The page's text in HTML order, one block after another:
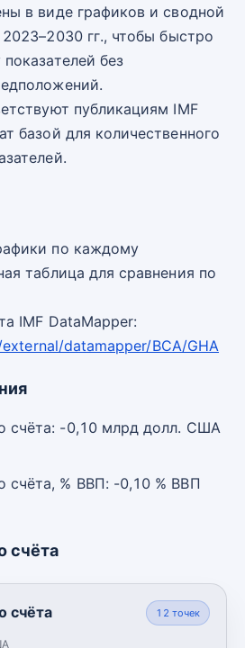
в виде графиков и сводной
гг., чтобы быстро
без
публикациям IMF
базой для количественного
по каждому
таблица для сравнения по
IMF DataMapper:
datamapper/BCA/GHA
счёта: -0,10 млрд долл. США
счёта, % ВВП: -0,10 % ВВП
счёта
счёта 12 точек